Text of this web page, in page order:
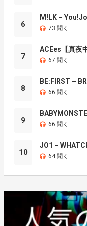
6
M!LK –
73 聞く
7
ACEes【真夜
67 聞く
8
BE:FIRST –
66 聞く
9 66 聞く
10
JO1 –
64 聞く